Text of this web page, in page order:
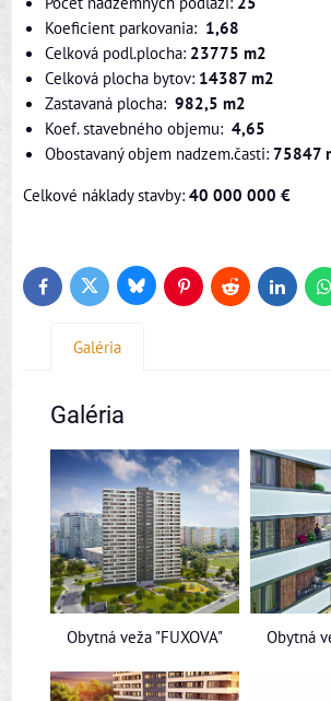
Koeficient parkovania: 1,68
Celková podl.plocha: 23775 m2
Celková plocha bytov: 14387 m2
Zastavaná plocha: 982,5 m2
Koef. stavebného objemu: 4,65
Obostavaný objem nadzem.časti: 75847
Celkové náklady stavby: 40 000 000 €
FacebookTwitter BlueskyPinterestReddit LinkedIn
Galéria
Galéria
Obytná veža "FUXOVA" Obytná